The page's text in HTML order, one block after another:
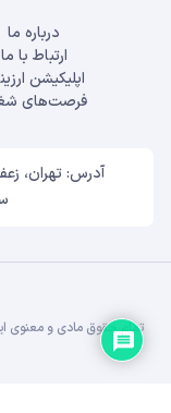
درباره ما
ارتباط با ما
اپلیکیشن
فرصت‌های
تمام حقوق مادی و معنوی